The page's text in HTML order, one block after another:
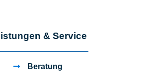
& Service
Beratung